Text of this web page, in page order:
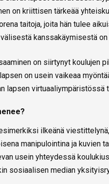
on kriittisen tärkeää
taitoja, joita hän tulee
kanssakäymisestä
on siirtynyt koulujen
on usein vaikeaa
lapsen virtuaaliympäristössä
ilkeänä
manipulointina ja kuvien
usein yhteydessä
sosiaalisen median